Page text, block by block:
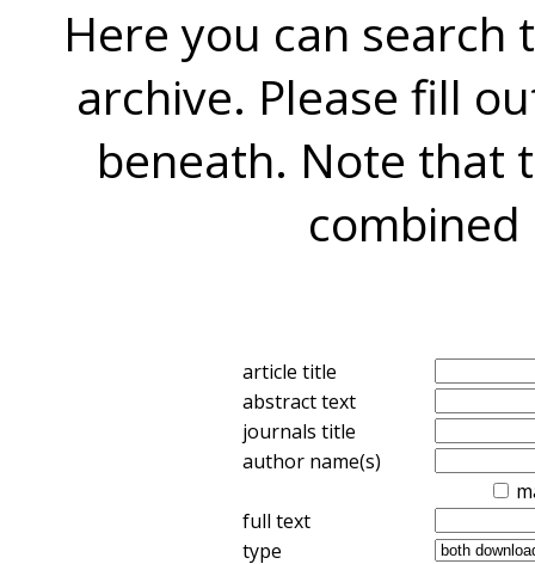
Here you can search
archive. Please fill
beneath. Note that
combined
article title
abstract text
journals title
author name(s)
full text
type